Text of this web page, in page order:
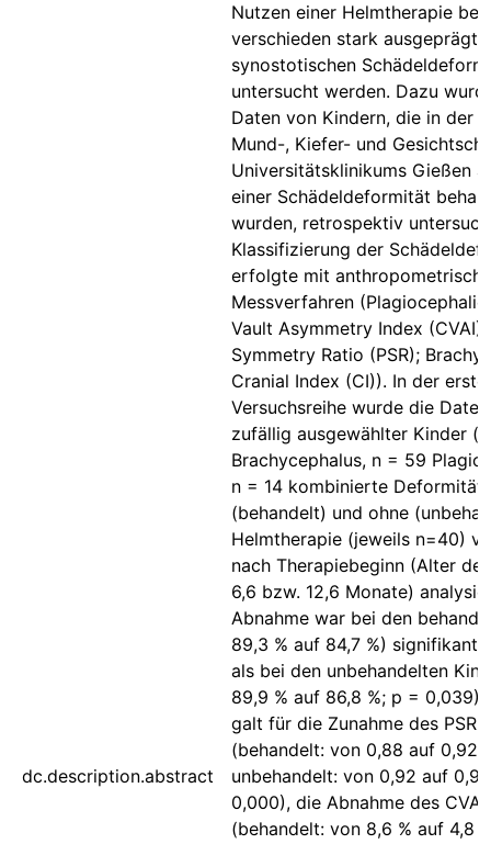
dc.description.abstract
Nutzen einer Helmtherapie bei
verschieden stark
synostotischen
untersucht werden. Dazu
Daten von Kindern, die in der
Mund-, Kiefer- und
Universitätsklinikums Gießen
einer Schädeldeformität
wurden, retrospektiv
Klassifizierung der
erfolgte mit
Messverfahren
Vault Asymmetry Index
Symmetry Ratio (PSR);
Cranial Index (CI)). In der
Versuchsreihe wurde die
zufällig ausgewählter Kinder
Brachycephalus, n = 59
n = 14 kombinierte
(behandelt) und ohne
Helmtherapie (jeweils n=40)
nach Therapiebeginn (Alter
6,6 bzw. 12,6 Monate)
Abnahme war bei den
89,3 % auf 84,7 %) signifikant
als bei den unbehandelten
89,9 % auf 86,8 %; p = 0,039).
galt für die Zunahme des PSR
(behandelt: von 0,88 auf 0,92,
unbehandelt: von 0,92 auf
0,000), die Abnahme des CVAI
(behandelt: von 8,6 % auf 4,8